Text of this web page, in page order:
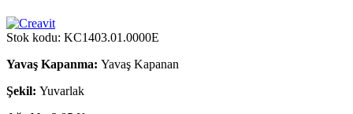
Stok kodu: KC1403.01.0000E
Yavaş Kapanma: Yavaş Kapanan
Şekil: Yuvarlak